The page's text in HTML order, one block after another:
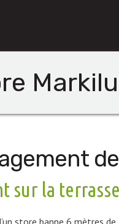
sur la terrasse
store banne 6 mètres